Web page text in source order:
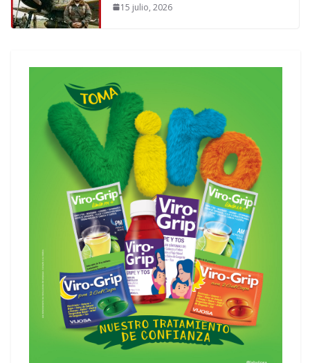
15 julio, 2026